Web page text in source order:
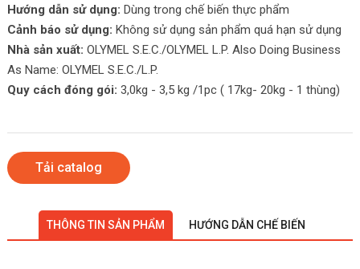
Hướng dẫn sử dụng: Dùng trong chế biến thực phẩm
Cảnh báo sử dụng: Không sử dụng sản phẩm quá hạn sử dụng
Nhà sản xuất: OLYMEL S.E.C./OLYMEL L.P. Also Doing Business
As Name: OLYMEL S.E.C./L.P.
Quy cách đóng gói: 3,0kg - 3,5 kg /1pc ( 17kg- 20kg - 1 thùng)
Tải catalog
THÔNG TIN SẢN PHẨM HƯỚNG DẪN CHẾ BIẾN